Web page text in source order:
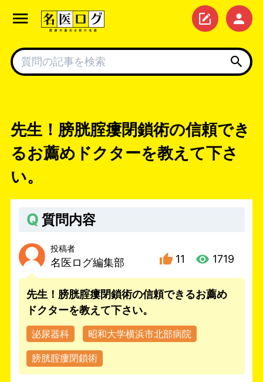
先生！膀胱腟瘻閉鎖術の信頼でき
るお薦めドクターを教えて下さ
い。
Q 質問内容
投稿者
名医ログ編集部 11 1719
先生！膀胱腟瘻閉鎖術の信頼できるお薦め
ドクターを教えて下さい。
泌尿器科 昭和大学横浜市北部病院
膀胱腟瘻閉鎖術